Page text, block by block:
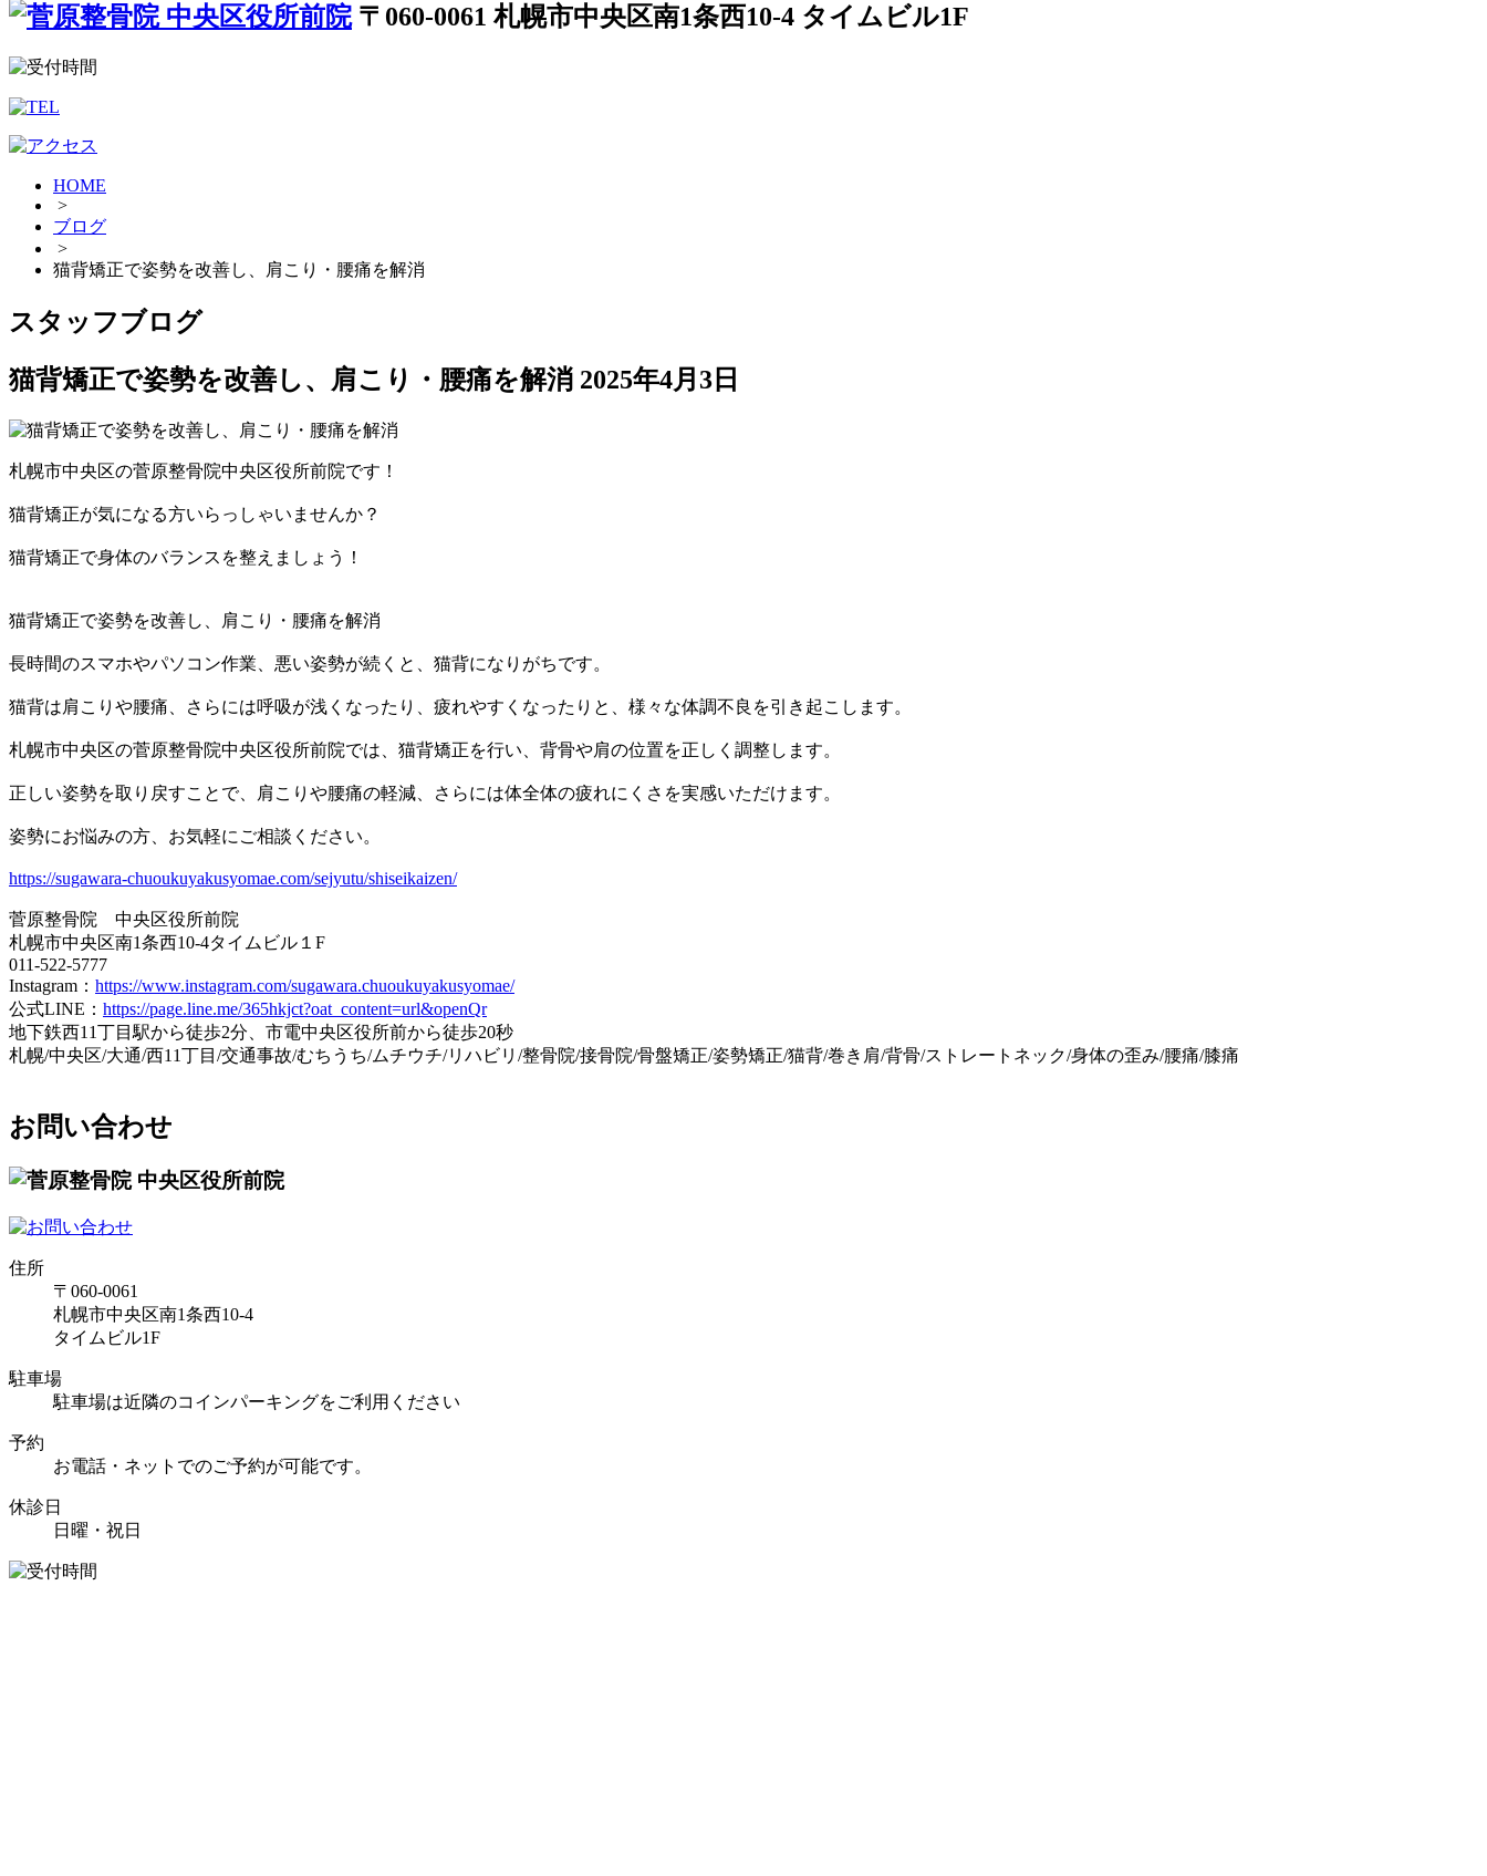
〒060-0061 札幌市中央区南1条西10-4 タイムビル1F
HOME
>
ブログ
>
猫背矯正で姿勢を改善し、肩こり・腰痛を解消
スタッフブログ
猫背矯正で姿勢を改善し、肩こり・腰痛を解消 2025年4月3日
札幌市中央区の菅原整骨院中央区役所前院です！
猫背矯正が気になる方いらっしゃいませんか？
猫背矯正で身体のバランスを整えましょう！
猫背矯正で姿勢を改善し、肩こり・腰痛を解消
長時間のスマホやパソコン作業、悪い姿勢が続くと、猫背になりがちです。
猫背は肩こりや腰痛、さらには呼吸が浅くなったり、疲れやすくなったりと、様々な体調不良を引き起こします。
札幌市中央区の菅原整骨院中央区役所前院では、猫背矯正を行い、背骨や肩の位置を正しく調整します。
正しい姿勢を取り戻すことで、肩こりや腰痛の軽減、さらには体全体の疲れにくさを実感いただけます。
姿勢にお悩みの方、お気軽にご相談ください。
https://sugawara-chuoukuyakusyomae.com/sejyutu/shiseikaizen/
菅原整骨院 中央区役所前院
札幌市中央区南1条西10-4タイムビル１F
011-522-5777
Instagram： https://www.instagram.com/sugawara.chuoukuyakusyomae/
公式LINE： https://page.line.me/365hkjct?oat_content=url&openQr
地下鉄西11丁目駅から徒歩2分、市電中央区役所前から徒歩20秒
札幌/中央区/大通/西11丁目/交通事故/むちうち/ムチウチ/リハビリ/整骨院/接骨院/骨盤矯正/姿勢矯正/猫背/巻き肩/背骨/ストレートネック/身体の歪み/腰痛/膝痛
お問い合わせ
住所
〒060-0061
札幌市中央区南1条西10-4
タイムビル1F
駐車場
駐車場は近隣のコインパーキングをご利用ください
予約
お電話・ネットでのご予約が可能です。
休診日
日曜・祝日